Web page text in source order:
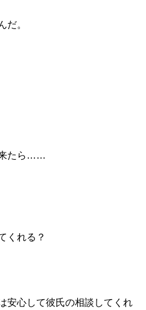
だ。
来たら……
くれる？
安心して彼氏の相談してくれ